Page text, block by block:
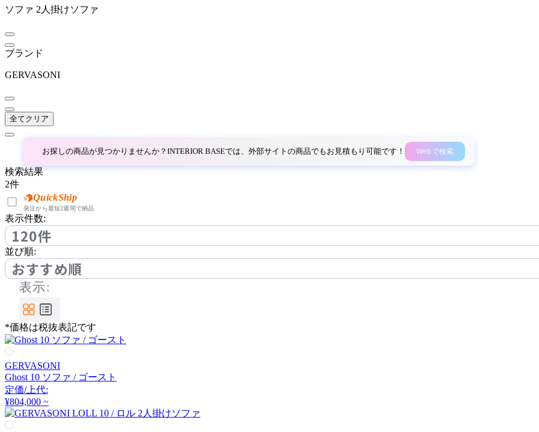
バイインテリアズ
Coccole
COMPLEX UNIVERSAL
コンプレックスユニバー
サルファニチャーサプラ
CondeHouse
カンディハウス
cosine
コサイン
CRUSH CRASH PROJECT
ロジェクト
DULTON
ソファ 2人掛けソファ
ブランド
GERVASONI
全てクリア
お探しの商品が見つかりませんか？INTERIOR BASEでは、外部サイトの商品でもお見積もり可能です！ Webで検索
検索結果
2件
QuickShip
発注から最短2週間で納品
表示件数:
120件
並び順:
おすすめ順
表示:
*価格は税抜表記です
GERVASONI
Ghost 10 ソファ / ゴースト
定価/上代:
¥804,000 ~